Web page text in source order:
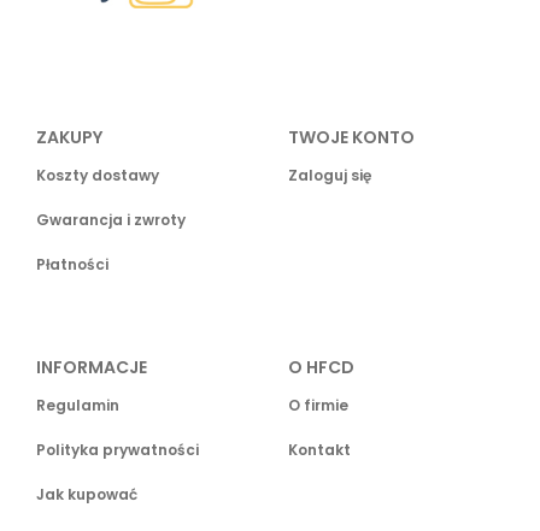
ZAKUPY
Koszty dostawy
Gwarancja i zwroty
Płatności
TWOJE KONTO
Zaloguj się
INFORMACJE
Regulamin
Polityka prywatności
Jak kupować
O HFCD
O firmie
Kontakt